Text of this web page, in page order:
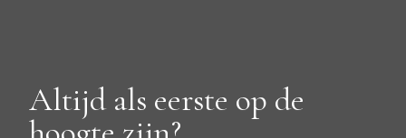
Altijd als eerste op de